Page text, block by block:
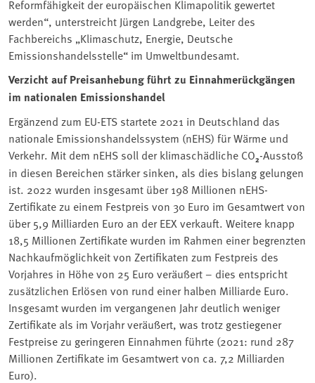
Reformfähigkeit der europäischen Klimapolitik gewertet
werden“, unterstreicht Jürgen Landgrebe, Leiter des
Fachbereichs „Klimaschutz, Energie, Deutsche
Emissionshandelsstelle“ im Umweltbundesamt.
Verzicht auf Preisanhebung führt zu Einnahmerückgängen
im nationalen Emissionshandel
Ergänzend zum EU-ETS startete 2021 in Deutschland das
nationale Emissionshandelssystem (nEHS) für Wärme und
Verkehr. Mit dem nEHS soll der klimaschädliche CO₂-Ausstoß
in diesen Bereichen stärker sinken, als dies bislang gelungen
ist. 2022 wurden insgesamt über 198 Millionen nEHS-
Zertifikate zu einem Festpreis von 30 Euro im Gesamtwert von
über 5,9 Milliarden Euro an der EEX verkauft. Weitere knapp
18,5 Millionen Zertifikate wurden im Rahmen einer begrenzten
Nachkaufmöglichkeit von Zertifikaten zum Festpreis des
Vorjahres in Höhe von 25 Euro veräußert – dies entspricht
zusätzlichen Erlösen von rund einer halben Milliarde Euro.
Insgesamt wurden im vergangenen Jahr deutlich weniger
Zertifikate als im Vorjahr veräußert, was trotz gestiegener
Festpreise zu geringeren Einnahmen führte (2021: rund 287
Millionen Zertifikate im Gesamtwert von ca. 7,2 Milliarden
Euro).